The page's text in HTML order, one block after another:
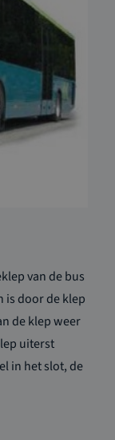
van de bus
is door de klep
de klep weer
uiterst
in het slot, de